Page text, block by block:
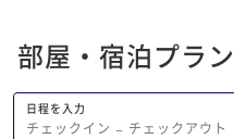
れ以外に出張などビジネスの関
た利用してみようかと思ってい
会があればまたよろしくお願
部屋・宿泊プラン
日程を入力
チェックイン − チェックアウト